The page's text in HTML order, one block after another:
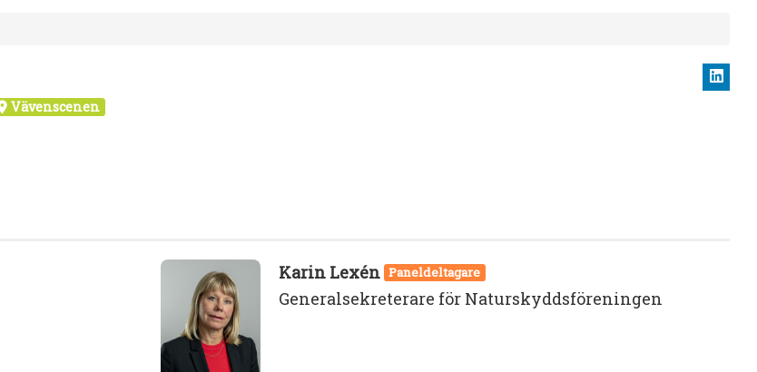
Vävenscenen
Karin Lexén Paneldeltagare
Generalsekreterare för Naturskyddsföreningen